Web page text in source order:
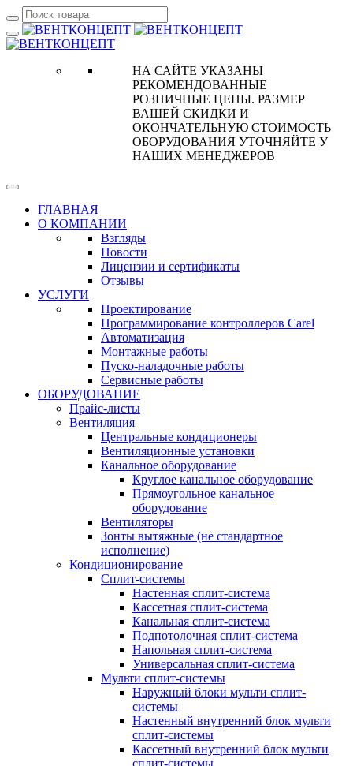
НА САЙТЕ УКАЗАНЫ
РЕКОМЕНДОВАННЫЕ
РОЗНИЧНЫЕ ЦЕНЫ. РАЗМЕР
ВАШЕЙ СКИДКИ И
ОКОНЧАТЕЛЬНУЮ СТОИМОСТЬ
ОБОРУДОВАНИЯ УТОЧНЯЙТЕ У
НАШИХ МЕНЕДЖЕРОВ
ГЛАВНАЯ
О КОМПАНИИ
Взгляды
Новости
Лицензии и сертификаты
Отзывы
УСЛУГИ
Проектирование
Программирование контроллеров Carel
Автоматизация
Монтажные работы
Пуско-наладочные работы
Сервисные работы
ОБОРУДОВАНИЕ
Прайс-листы
Вентиляция
Центральные кондиционеры
Вентиляционные установки
Канальное оборудование
Круглое канальное оборудование
Прямоугольное канальное
оборудование
Вентиляторы
Зонты вытяжные (не стандартное
исполнение)
Кондиционирование
Сплит-системы
Настенная сплит-система
Кассетная сплит-система
Канальная сплит-система
Подпотолочная сплит-система
Напольная сплит-система
Универсальная сплит-система
Мульти сплит-системы
Наружный блоки мульти сплит-
системы
Настенный внутренний блок мульти
сплит-системы
Кассетный внутренний блок мульти
сплит-системы